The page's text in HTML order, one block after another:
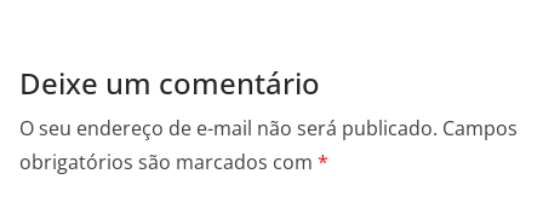
Deixe um comentário
O seu endereço de e-mail não será publicado. Campos
obrigatórios são marcados com *